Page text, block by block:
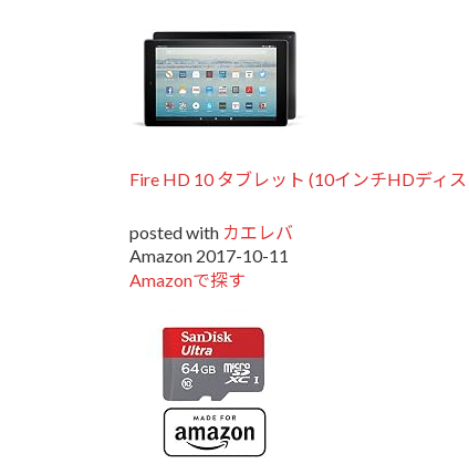
Fire HD 10 タブレット (10インチHDディ
posted with カエレバ
Amazon 2017-10-11
Amazonで探す